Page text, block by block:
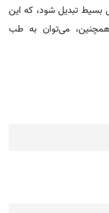
بسیط تبدیل شود، که این
همچنین، می‌توان به طب